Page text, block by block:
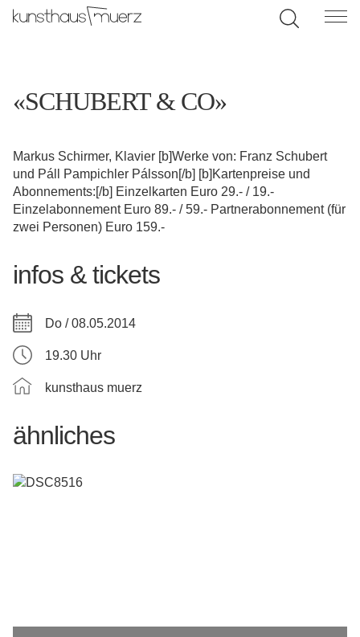
«SCHUBERT & CO»
Markus Schirmer, Klavier [b]Werke von: Franz Schubert
und Páll Pampichler Pálsson[/b] [b]Kartenpreise und
Abonnements:[/b] Einzelkarten Euro 29.- / 19.-
Einzelabonnement Euro 89.- / 59.- Partnerabonnement (für
zwei Personen) Euro 159.-
infos & tickets
Do / 08.05.2014
19.30 Uhr
kunsthaus muerz
ähnliches